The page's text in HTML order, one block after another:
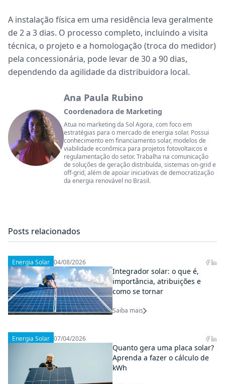
A instalação física em uma residência leva geralmente
de 2 a 3 dias. O processo completo, incluindo a visita
técnica, o projeto e a homologação (troca do medidor)
pela concessionária, pode levar de 30 a 90 dias,
dependendo da agilidade da distribuidora local.
Ana Paula Rubino
Coordenadora de Marketing
Atua no marketing da Sol Agora, com foco em
estratégias para o mercado de energia solar. Possui
conhecimento em financiamento solar, modelos de
viabilidade econômica para projetos fotovoltaicos e
regulamentação do setor. Trabalha na comunicação
de soluções de geração distribuída, sistemas on-grid e
off-grid, além de apoiar iniciativas de democratização
da energia renovável no Brasil.
Posts relacionados
Energia Solar 04/08/2026
Integrador solar: o que é,
importância, atribuições e
como se tornar
Saiba mais
Energia Solar 07/04/2026
Quanto gera uma placa solar?
Aprenda a fazer o cálculo de
kWh